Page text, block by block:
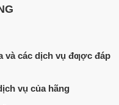
và các dịch vụ đƣợc đáp
vụ của hãng